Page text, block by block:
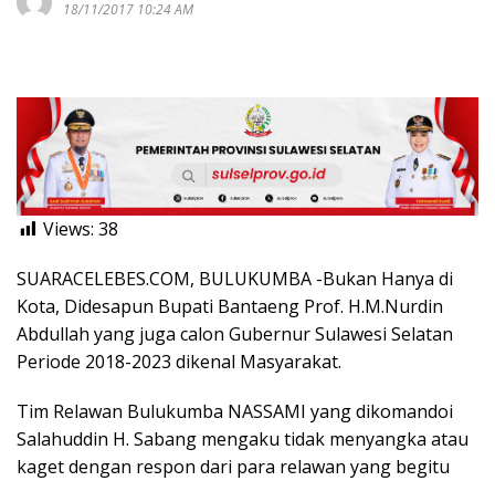
18/11/2017 10:24 AM
Views: 38
SUARACELEBES.COM, BULUKUMBA -Bukan Hanya di
Kota, Didesapun Bupati Bantaeng Prof. H.M.Nurdin
Abdullah yang juga calon Gubernur Sulawesi Selatan
Periode 2018-2023 dikenal Masyarakat.
Tim Relawan Bulukumba NASSAMI yang dikomandoi
Salahuddin H. Sabang mengaku tidak menyangka atau
kaget dengan respon dari para relawan yang begitu